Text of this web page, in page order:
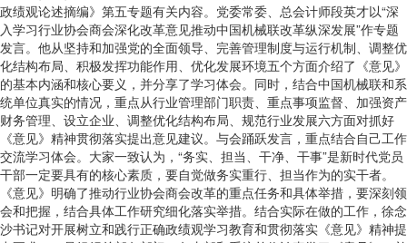
政绩观论述摘编》第五专题有关内容。党委常委、总会计师段英才以“深
入学习行业协会商会深化改革意见推动中国机械联改革纵深发展”作专题
发言。他从坚持和加强党的全面领导、完善管理制度与运行机制、调整优
化结构布局、积极发挥功能作用、优化发展环境五个方面介绍了《意见》
的基本内涵和核心要义，并分享了学习体会。同时，结合中国机械联和系
统单位真实的情况，重点从行业管理部门职责、重点事项监督、加强资产
财务管理、设立企业、调整优化结构布局、规范行业发展六方面对抓好
《意见》精神贯彻落实提出意见建议。与会踊跃发言，重点结合自己工作
交流学习体会。大家一致认为，“务实、担当、干净、干事”是新时代党员
干部一定要具有的核心素质，要自觉做务实重行、担当作为的实干者。
《意见》明确了推动行业协会商会改革的重点任务和具体举措，要深刻领
会和把握，结合具体工作研究细化落实举措。结合实际在做的工作，徐念
沙书记对开展树立和践行正确政绩观学习教育和贯彻落实《意见》精神提